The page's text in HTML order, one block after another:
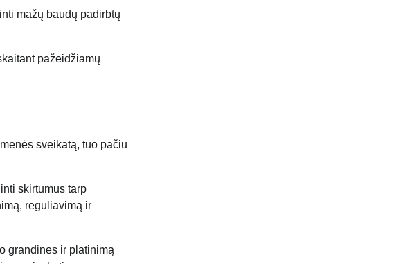
mažų baudų padirbtų
pažeidžiamų
sveikatą, tuo pačiu
skirtumus tarp
reguliavimą ir
grandines ir platinimą